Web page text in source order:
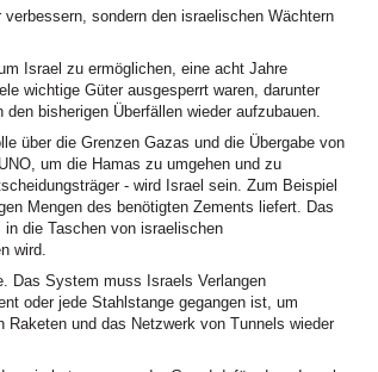
sondern den israelischen Wächtern
Israel zu ermöglichen, eine acht Jahre
wichtige Güter ausgesperrt waren, darunter
bisherigen Überfällen wieder aufzubauen.
über die Grenzen Gazas und die Übergabe von
um die Hamas zu umgehen und zu
- wird Israel sein. Zum Beispiel
Mengen des benötigten Zements liefert. Das
die Taschen von israelischen
wird.
Das System muss Israels Verlangen
oder jede Stahlstange gegangen ist, um
Raketen und das Netzwerk von Tunnels wieder